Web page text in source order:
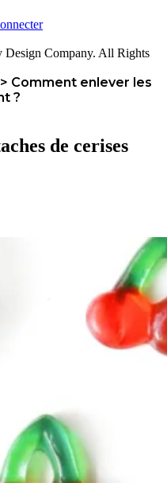
Company. All Rights
> Comment enlever les
?
de cerises